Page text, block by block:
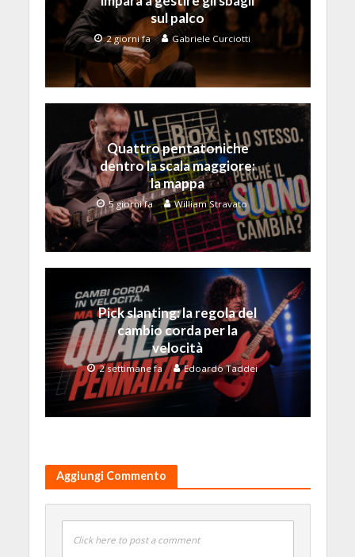
sul palco
2 giorni fa Gabriele Curciotti
Quattro pentatoniche
dentro la scala maggiore:
la mappa
5 giorni fa William Stravato
Pick slanting: la regola del
cambio corda per la
velocità
2 settimane fa Edoardo Taddei
Aggiungi Commento
Click here to post a comment